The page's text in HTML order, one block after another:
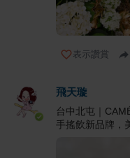
表示讚賞
飛天璇
台中北屯｜
手搖飲新品牌，